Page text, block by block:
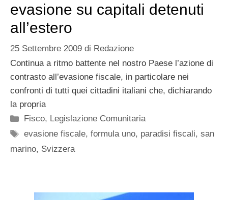
evasione su capitali detenuti
all’estero
25 Settembre 2009 di Redazione
Continua a ritmo battente nel nostro Paese l’azione di
contrasto all’evasione fiscale, in particolare nei
confronti di tutti quei cittadini italiani che, dichiarando
la propria
Categorie
Fisco, Legislazione Comunitaria
Tag
evasione fiscale,formula uno, paradisi fiscali,san
marino, Svizzera